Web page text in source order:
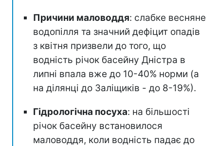
Причини маловоддя: слабке весняне
водопілля та значний дефіцит опадів
з квітня призвели до того, що
водність річок басейну Дністра в
липні впала вже до 10-40% норми (а
на ділянці до Заліщиків - до 8-19%).
Гідрологічна посуха: на більшості
річок басейну встановилося
маловоддя, коли водність падає до